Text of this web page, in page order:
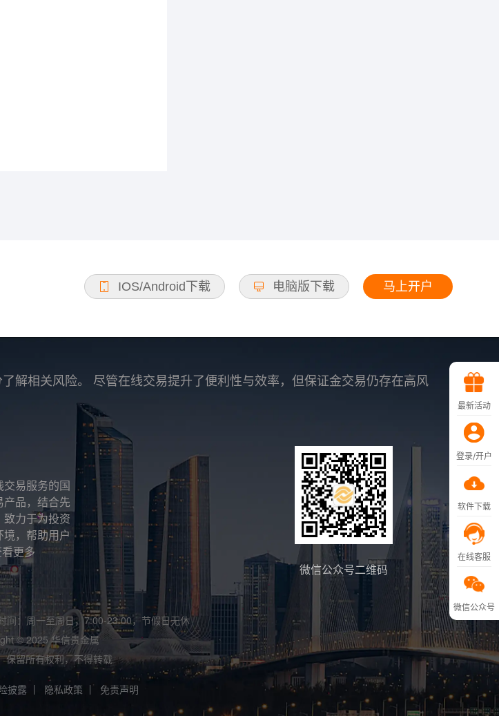
IOS/Android下载 电脑版下载 马上开户
解相关风险。 尽管在线交易提升了便利性与效率，但保证金交易仍存在高风
易服务的国
产品，结合先
致力于为投资
，帮助用户
更多
微信公众号二维码
间：周一至周日，7:00-23:00，节假日无休
© 2025 华信贵金属
保留所有权利，不得转载
披露 隐私政策 免责声明
最新活动
登录/开户
软件下载
在线客服
微信公众号